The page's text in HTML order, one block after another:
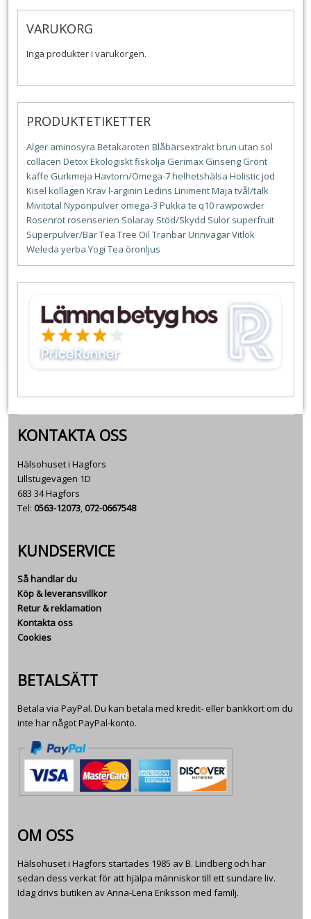
VARUKORG
Inga produkter i varukorgen.
PRODUKTETIKETTER
Alger aminosyra Betakaroten Blåbärsextraktbrun utan sol
collacen DetoxEkologisktfiskolja Gerimax Ginseng Grönt
kaffe Gurkmeja Havtorn/Omega-7helhetshälsa Holisticjod
Kisel kollagen Kravl-arginin Ledins LinimentMaja tvål/talk
Mivitotal Nyponpulver omega-3 Pukka te q10rawpowder
Rosenrotrosenserien Solaray Stöd/Skydd Sulor superfruit
Superpulver/BärTea Tree Oil TranbärUrinvägarVitlök
Weleda yerba Yogi Tea öronljus
KONTAKTA OSS
Hälsohuset i Hagfors
Lillstugevägen 1D
683 34 Hagfors
Tel: 0563-12073,072-0667548
KUNDSERVICE
Så handlar du
Köp & leveransvillkor
Retur & reklamation
Kontakta oss
Cookies
BETALSÄTT
Betala via PayPal. Du kan betala med kredit- eller bankkort om du
inte har något PayPal-konto.
OM OSS
Hälsohuset i Hagfors startades 1985 av B. Lindberg och har
sedan dess verkat för att hjälpa människor till ett sundare liv.
Idag drivs butiken av Anna-Lena Eriksson med familj.